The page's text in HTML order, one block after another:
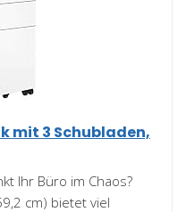
mit 3 Schubladen,
Ihr Büro im Chaos?
cm) bietet viel